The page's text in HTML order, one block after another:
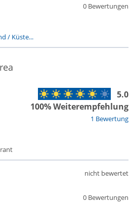
0 Bewertungen
/ Küste...
1 Bewertung
5.0
100% Weiterempfehlung
0 Bewertungen
nicht bewertet